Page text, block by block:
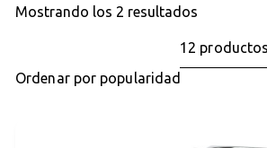
Mostrando los 2 resultados